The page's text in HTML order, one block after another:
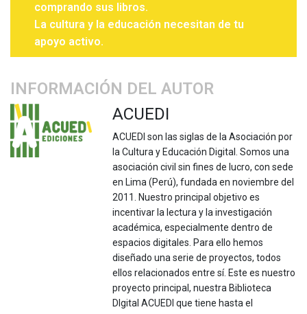
comprando sus libros.
La cultura y la educación necesitan de tu
apoyo activo.
INFORMACIÓN DEL AUTOR
ACUEDI
ACUEDI son las siglas de la Asociación por
la Cultura y Educación Digital. Somos una
asociación civil sin fines de lucro, con sede
en Lima (Perú), fundada en noviembre del
2011. Nuestro principal objetivo es
incentivar la lectura y la investigación
académica, especialmente dentro de
espacios digitales. Para ello hemos
diseñado una serie de proyectos, todos
ellos relacionados entre sí. Este es nuestro
proyecto principal, nuestra Biblioteca
DIgital ACUEDI que tiene hasta el